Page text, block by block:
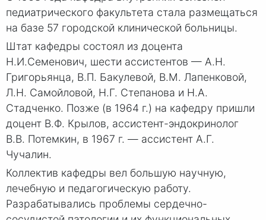
педиатрического факультета стала размещаться
на базе 57 городской клинической больницы.
Штат кафедры состоял из доцента
Н.И.Семенович, шести ассистентов — А.Н.
Григорьянца, В.П. Бакулевой, В.М. Лапенковой,
Л.Н. Самойловой, Н.Г. Степанова и Н.А.
Стадченко. Позже (в 1964 г.) на кафедру пришли
доцент В.Ф. Крылов, ассистент-эндокринолог
В.В. Потемкин, в 1967 г. — ассистент А.Г.
Чучалин.
Коллектив кафедры вел большую научную,
лечебную и педагогическую работу.
Разрабатывались проблемы сердечно-